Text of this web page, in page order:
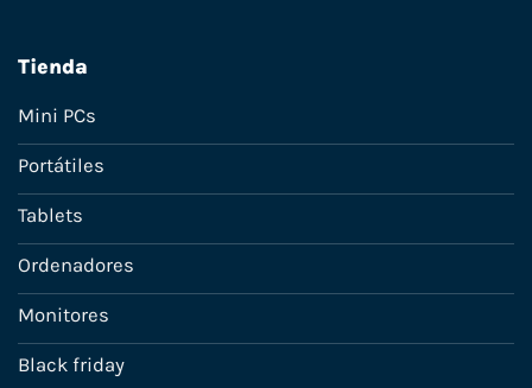
Tienda
Mini PCs
Portátiles
Tablets
Ordenadores
Monitores
Black friday